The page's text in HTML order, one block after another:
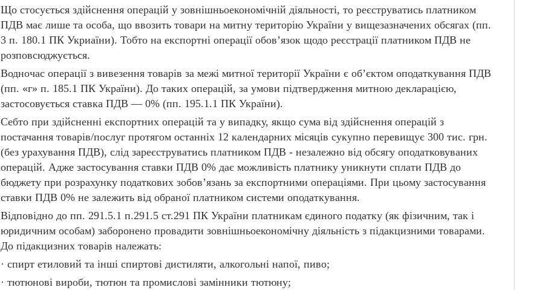
Що стосується здійснення операцій у зовнішньоекономічній діяльності, то реєструватись платником
ПДВ має лише та особа, що ввозить товари на митну територію України у вищезазначених обсягах (пп.
3 п. 180.1 ПК Укриаїни). Тобто на експортні операції обов’язок щодо реєстрації платником ПДВ не
розповсюджується.
Водночас операції з вивезення товарів за межі митної території України є об’єктом оподаткування ПДВ
(пп. «г» п. 185.1 ПК України). До таких операцій, за умови підтвердження митною декларацією,
застосовується ставка ПДВ — 0% (пп. 195.1.1 ПК України).
Себто при здійсненні експортних операцій та у випадку, якщо сума від здійснення операцій з
постачання товарів/послуг протягом останніх 12 календарних місяців сукупно перевищує 300 тис. грн.
(без урахування ПДВ), слід зареєструватись платником ПДВ - незалежно від обсягу оподатковуваних
операцій. Адже застосування ставки ПДВ 0% дає можливість платнику уникнути сплати ПДВ до
бюджету при розрахунку податкових зобов’язань за експортними операціями. При цьому застосування
ставки ПДВ 0% не залежить від обраної платником системи оподаткування.
Відповідно до пп. 291.5.1 п.291.5 ст.291 ПК України платникам єдиного податку (як фізичним, так і
юридичним особам) заборонено провадити зовнішньоекономічну діяльність з підакцизними товарами.
До підакцизних товарів належать:
· спирт етиловий та інші спиртові дистиляти, алкогольні напої, пиво;
· тютюнові вироби, тютюн та промислові замінники тютюну;